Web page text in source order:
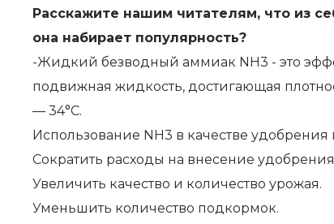
Расскажите нашим читателям, что из
она набирает популярность?
-Жидкий безводный аммиак NH3 - это
подвижная жидкость, достигающая
— 34°C.
Использование NH3 в качестве удобрения
Сократить расходы на внесение
Увеличить качество и количество урожая.
Уменьшить количество подкормок.